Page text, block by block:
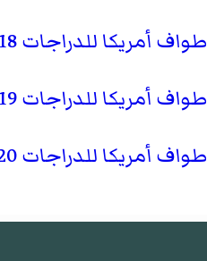
طواف أمريكا للدراجات 2018
طواف أمريكا للدراجات 2019
طواف أمريكا للدراجات 2020